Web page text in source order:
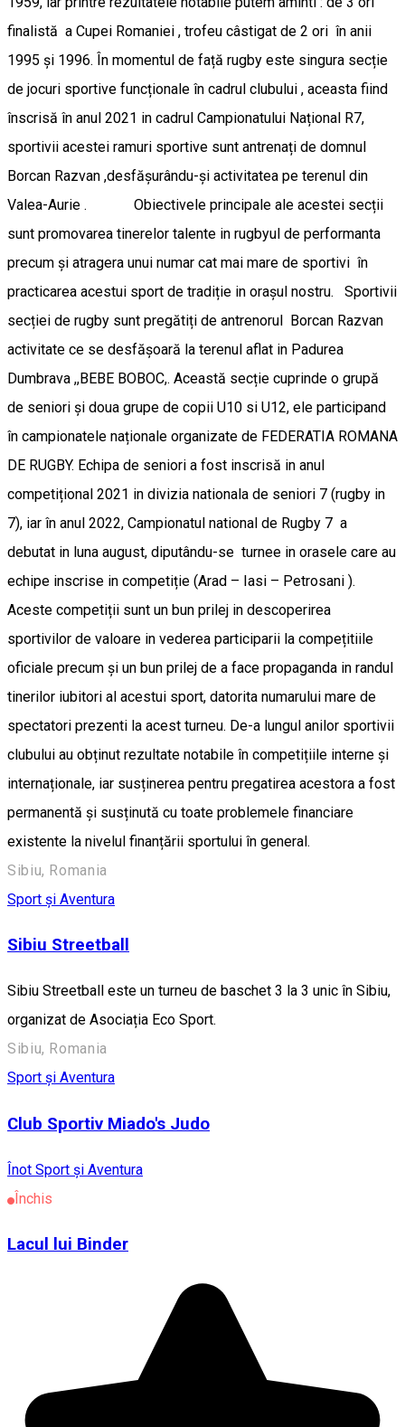
finalistă a Cupei Romaniei , trofeu câstigat de 2 ori în anii
1995 și 1996. În momentul de față rugby este singura secție
de jocuri sportive funcționale în cadrul clubului , aceasta fiind
înscrisă în anul 2021 in cadrul Campionatului Național R7,
sportivii acestei ramuri sportive sunt antrenați de domnul
Borcan Razvan ,desfășurându-și activitatea pe terenul din
Valea-Aurie . Obiectivele principale ale acestei secții
sunt promovarea tinerelor talente in rugbyul de performanta
precum și atragera unui numar cat mai mare de sportivi în
practicarea acestui sport de tradiție in orașul nostru. Sportivii
secției de rugby sunt pregătiți de antrenorul Borcan Razvan
activitate ce se desfășoară la terenul aflat in Padurea
Dumbrava ,,BEBE BOBOC,. Această secție cuprinde o grupă
de seniori și doua grupe de copii U10 si U12, ele participand
în campionatele naționale organizate de FEDERATIA ROMANA
DE RUGBY. Echipa de seniori a fost inscrisă in anul
competițional 2021 in divizia nationala de seniori 7 (rugby in
7), iar în anul 2022, Campionatul national de Rugby 7 a
debutat in luna august, diputându-se turnee in orasele care au
echipe inscrise in competiție (Arad – Iasi – Petrosani ).
Aceste competiții sunt un bun prilej in descoperirea
sportivilor de valoare in vederea participarii la compețitiile
oficiale precum și un bun prilej de a face propaganda in randul
tinerilor iubitori al acestui sport, datorita numarului mare de
spectatori prezenti la acest turneu. De-a lungul anilor sportivii
clubului au obținut rezultate notabile în competițiile interne și
internaționale, iar susținerea pentru pregatirea acestora a fost
permanentă și susținută cu toate problemele financiare
existente la nivelul finanțării sportului în general.
Sibiu, Romania
Sport și Aventura
Sibiu Streetball
Sibiu Streetball este un turneu de baschet 3 la 3 unic în Sibiu,
organizat de Asociația Eco Sport.
Sibiu, Romania
Sport și Aventura
Club Sportiv Miado's Judo
Înot Sport și Aventura
Închis
Lacul lui Binder